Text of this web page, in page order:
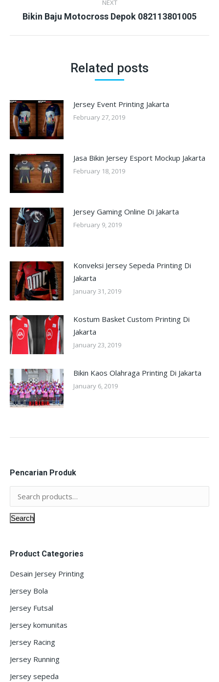
NEXT
Next
Bikin Baju Motocross Depok 082113801005
Related posts
Jersey Event Printing Jakarta
February 27, 2019
Jasa Bikin Jersey Esport Mockup Jakarta
February 18, 2019
Jersey Gaming Online Di Jakarta
February 9, 2019
Konveksi Jersey Sepeda Printing Di
Jakarta
January 31, 2019
Kostum Basket Custom Printing Di
Jakarta
January 23, 2019
Bikin Kaos Olahraga Printing Di Jakarta
January 6, 2019
Pencarian Produk
Search
Product Categories
Desain Jersey Printing
Jersey Bola
Jersey Futsal
Jersey komunitas
Jersey Racing
Jersey Running
Jersey sepeda